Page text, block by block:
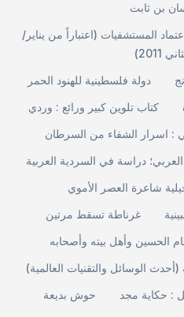
بن ثابت
المستشفيات (اعتباراً من يناير/
2011)
دولة فلسطينية للهنود الحمر
كتاب تلوين كبير ورائع : وردي
: اسرار الشفاء من السرطان
دراسة في السردية العربية
شاعرة العصر الأموي
غرناطة تسقط مرتين
الحسين وأهل بيته وأصحابه
الوسائل والتقنيات العالمية)
حوش بديعة
: حكاية مجد